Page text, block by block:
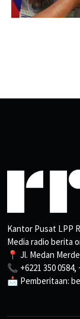
Kantor Pusat LPP
Media radio berita
📍 Jl. Medan
📞 +6221 350 0584,
📩 Pemberitaan: